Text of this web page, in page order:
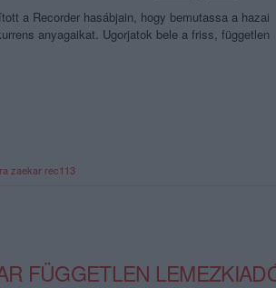
a Recorder hasábjain, hogy bemutassa a hazai
anyagaikat. Ugorjatok bele a friss, független
zaekar rec113
FÜGGETLEN